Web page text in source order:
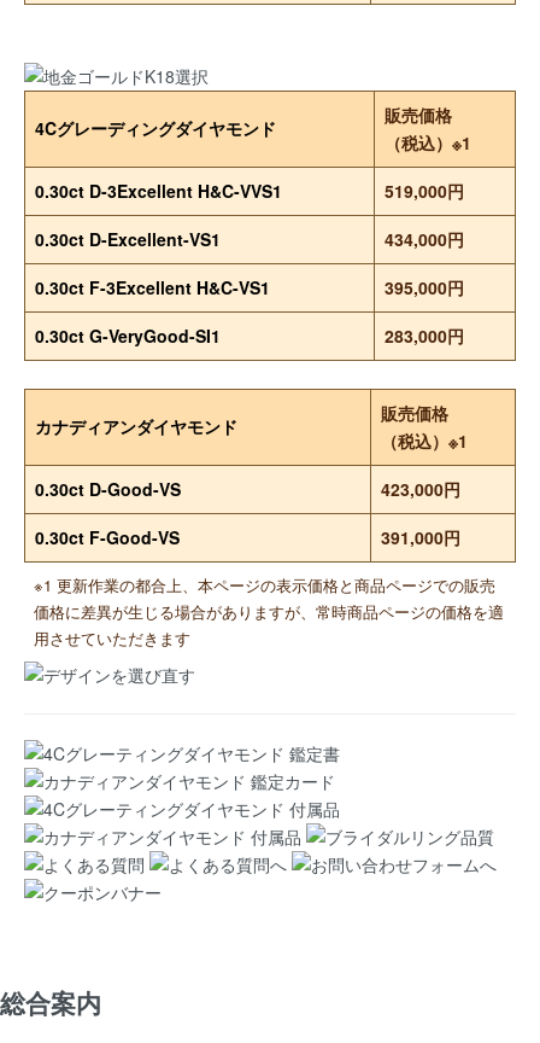
4Cグレーディングダイヤモンド
販売価格
（税込）※1
0.30ct D-3Excellent H&C-VVS1
519,000円
0.30ct D-Excellent-VS1
434,000円
0.30ct F-3Excellent H&C-VS1
395,000円
0.30ct G-VeryGood-SI1
283,000円
カナディアンダイヤモンド
販売価格
（税込）※1
0.30ct D-Good-VS
423,000円
0.30ct F-Good-VS
391,000円
※1 更新作業の都合上、本ページの表示価格と商品ページでの販売
価格に差異が生じる場合がありますが、常時商品ページの価格を適
用させていただきます
総合案内